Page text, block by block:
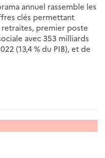
annuel rassemble les
clés permettant
premier poste
avec 353 milliards
(13,4 % du PIB), et de